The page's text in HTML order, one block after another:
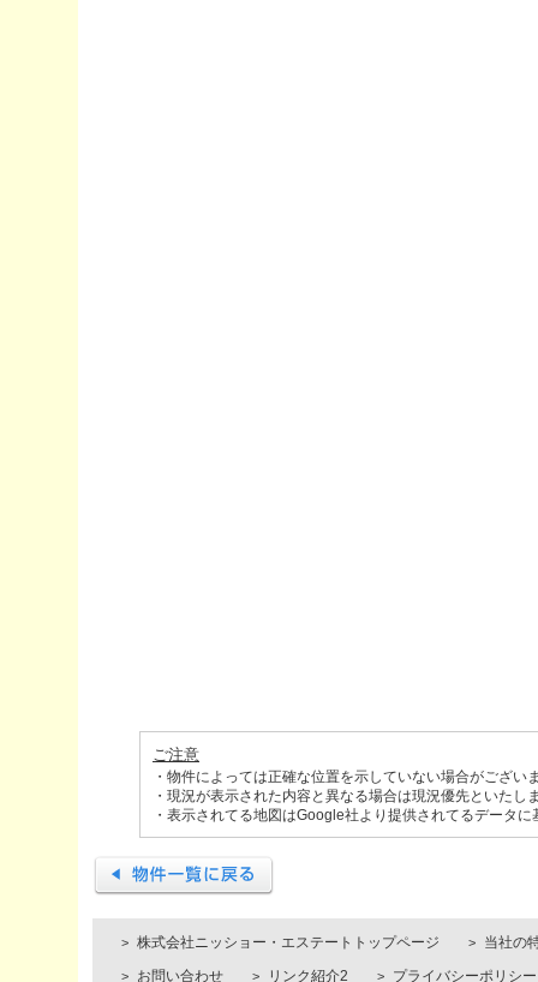
ご注意
・物件によっては正確な位置を示していない場合がござい
・現況が表示された内容と異なる場合は現況優先といたし
・表示されてる地図はGoogle社より提供されてるデータ
株式会社ニッショー・エステートトップページ
当社の
お問い合わせ
リンク紹介2 プライバシーポリシー